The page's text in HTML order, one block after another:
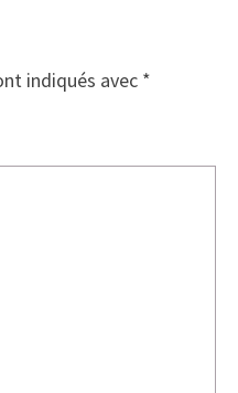
indiqués avec *